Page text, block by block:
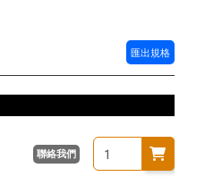
匯出規格
聯絡我們